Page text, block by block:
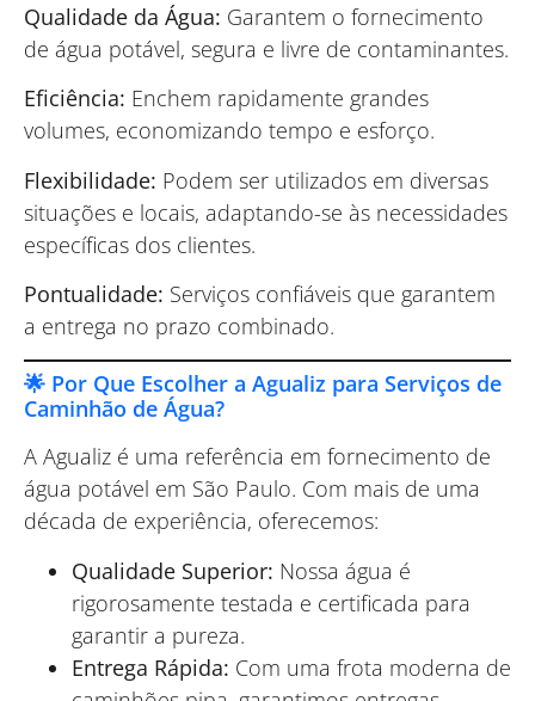
Qualidade da Água: Garantem o fornecimento
de água potável, segura e livre de contaminantes.
Eficiência: Enchem rapidamente grandes
volumes, economizando tempo e esforço.
Flexibilidade: Podem ser utilizados em diversas
situações e locais, adaptando-se às necessidades
específicas dos clientes.
Pontualidade: Serviços confiáveis que garantem
a entrega no prazo combinado.
🌟 Por Que Escolher a Agualiz para Serviços de
Caminhão de Água?
A Agualiz é uma referência em fornecimento de
água potável em São Paulo. Com mais de uma
década de experiência, oferecemos:
Qualidade Superior: Nossa água é
rigorosamente testada e certificada para
garantir a pureza.
Entrega Rápida: Com uma frota moderna de